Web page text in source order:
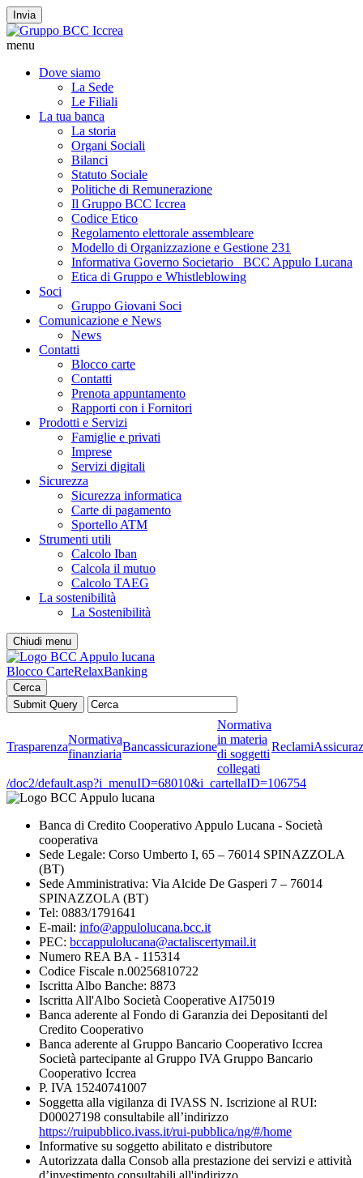
Invia
menu
Dove siamo
La Sede
Le Filiali
La tua banca
La storia
Organi Sociali
Bilanci
Statuto Sociale
Politiche di Remunerazione
Il Gruppo BCC Iccrea
Codice Etico
Regolamento elettorale assembleare
Modello di Organizzazione e Gestione 231
Informativa Governo Societario _BCC Appulo Lucana
Etica di Gruppo e Whistleblowing
Soci
Gruppo Giovani Soci
Comunicazione e News
News
Contatti
Blocco carte
Contatti
Prenota appuntamento
Rapporti con i Fornitori
Prodotti e Servizi
Famiglie e privati
Imprese
Servizi digitali
Sicurezza
Sicurezza informatica
Carte di pagamento
Sportello ATM
Strumenti utili
Calcolo Iban
Calcola il mutuo
Calcolo TAEG
La sostenibilità
La Sostenibilità
Chiudi menu
Blocco CarteRelaxBanking
Cerca
Trasparenza
Normativa
finanziaria
Bancassicurazione
Normativa
in materia
di soggetti
collegati
Reclami
/doc2/default.asp?i_menuID=68010&i_cartellaID=106754
Banca di Credito Cooperativo Appulo Lucana - Società
cooperativa
Sede Legale: Corso Umberto I, 65 – 76014 SPINAZZOLA
(BT)
Sede Amministrativa: Via Alcide De Gasperi 7 – 76014
SPINAZZOLA (BT)
Tel: 0883/1791641
E-mail: info@appulolucana.bcc.it
PEC: bccappulolucana@actaliscertymail.it
Numero REA BA - 115314
Codice Fiscale n.00256810722
Iscritta Albo Banche: 8873
Iscritta All'Albo Società Cooperative AI75019
Banca aderente al Fondo di Garanzia dei Depositanti del
Credito Cooperativo
Banca aderente al Gruppo Bancario Cooperativo Iccrea
Società partecipante al Gruppo IVA Gruppo Bancario
Cooperativo Iccrea
P. IVA 15240741007
Soggetta alla vigilanza di IVASS N. Iscrizione al RUI:
D00027198 consultabile all’indirizzo
https://ruipubblico.ivass.it/rui-pubblica/ng/#/home
Informative su soggetto abilitato e distributore
Autorizzata dalla Consob alla prestazione dei servizi e attività
d’investimento consultabili all'indirizzo